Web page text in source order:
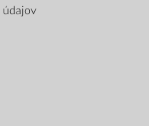
údajov